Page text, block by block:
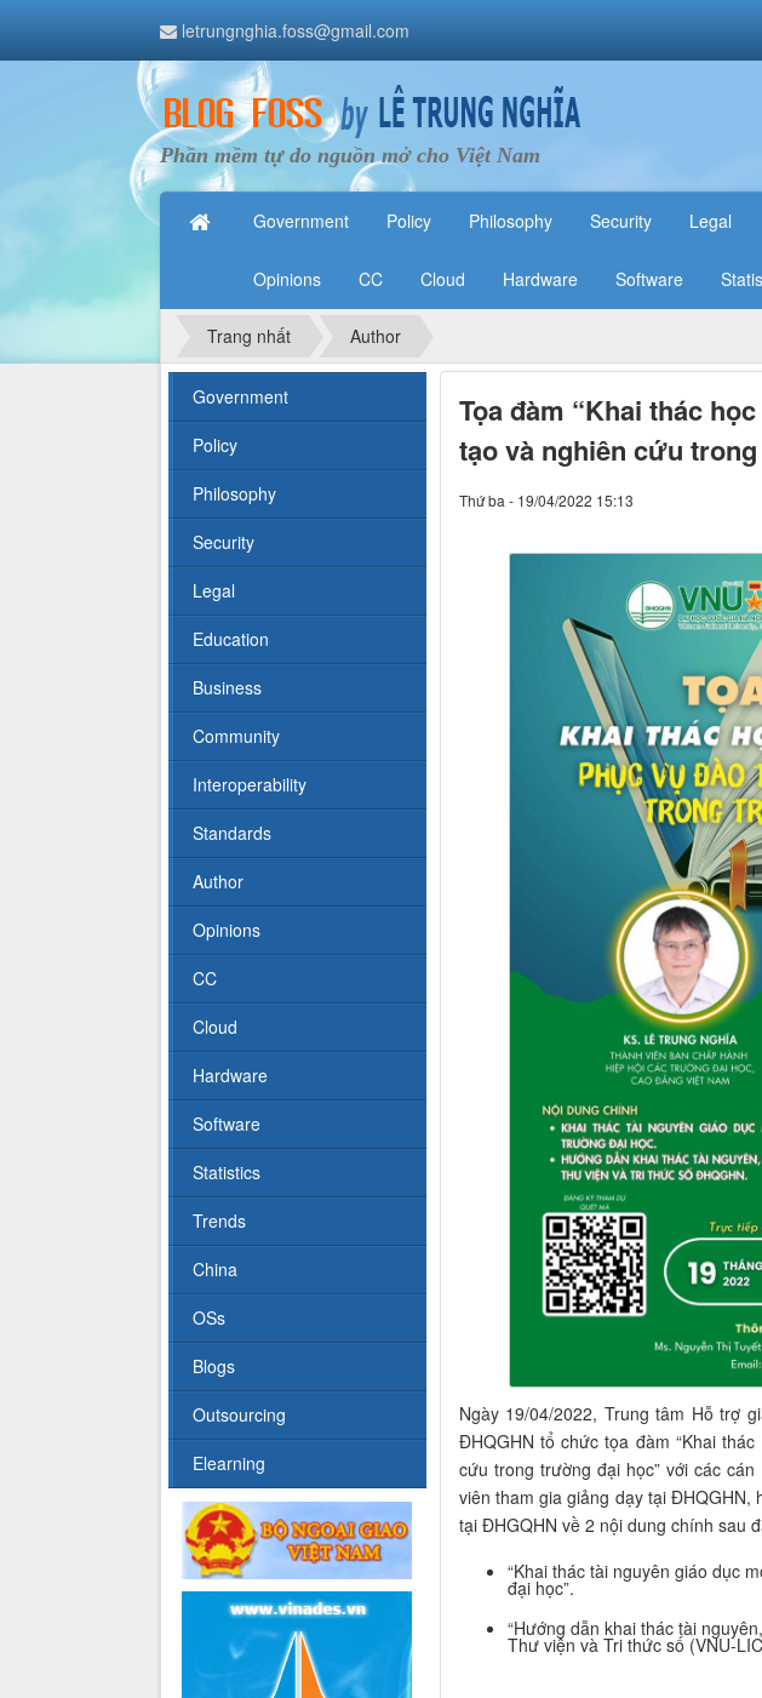
letrungnghia.foss@gmail.com
Phần mềm tự do nguồn mở cho Việt Nam
Government Policy Philosophy Security Legal
Opinions CC Cloud Hardware Software
Trang nhất Author
Tọa đàm “Khai thác
tạo và nghiên cứu
Thứ ba - 19/04/2022 15:13
Ngày 19/04/2022, Trung tâm Hỗ trợ
ĐHQGHN tổ chức tọa đàm “Khai
cứu trong trường đại học” với các
viên tham gia giảng dạy tại ĐHQGHN,
tại ĐHGQHN về 2 nội dung chính sau
“Khai thác tài nguyên giáo dục
đại học”.
“Hướng dẫn khai thác tài
Thư viện và Tri thức số (VNU-
Government
Policy
Philosophy
Security
Legal
Education
Business
Community
Interoperability
Standards
Author
Opinions
CC
Cloud
Hardware
Software
Statistics
Trends
China
OSs
Blogs
Outsourcing
Elearning